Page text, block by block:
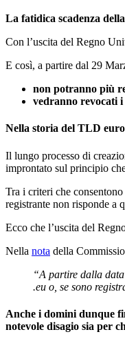
La fatidica scadenza
Con l’uscita del Regno
E così, a partire dal 29
non potranno più
vedranno revocati
Nella storia del TLD
Il lungo processo di
improntato sul principio
Tra i criteri che
registrante non risponde a
Ecco che l’uscita del
Nella nota della
“A partire dalla
.eu o, se sono
Anche i domini dunque
notevole disagio sia per